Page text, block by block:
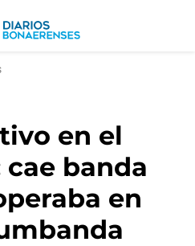
en el
banda
en